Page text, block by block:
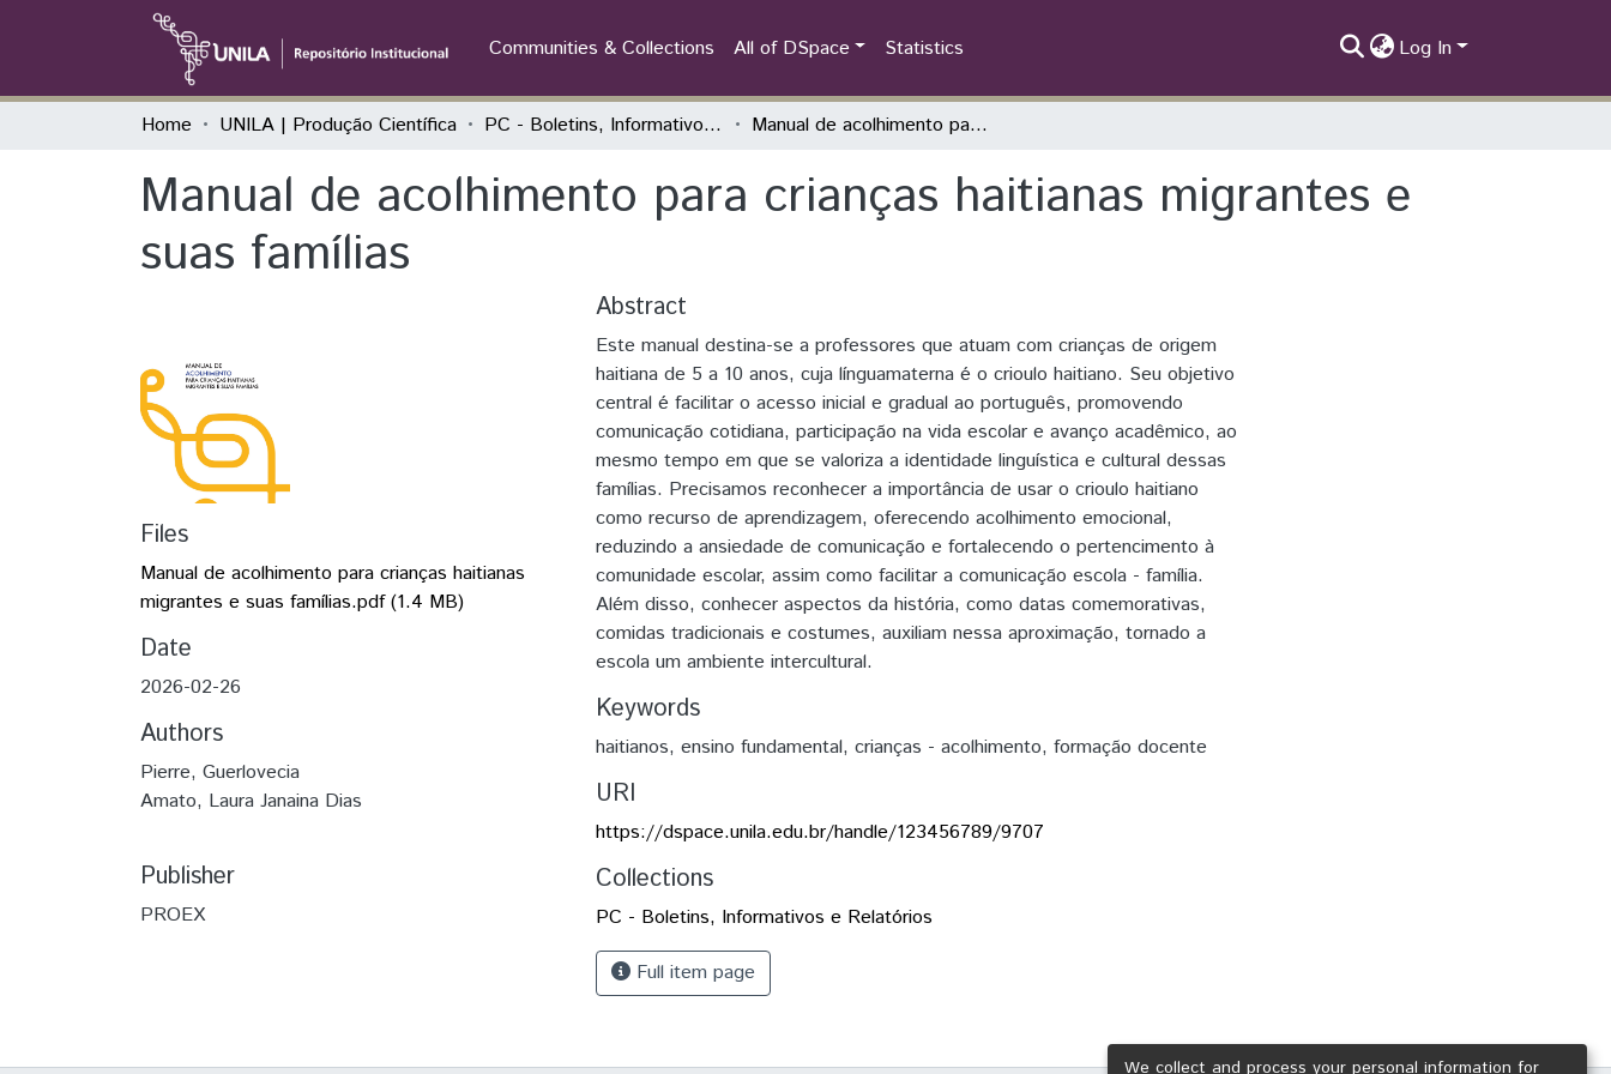
Communities & Collections All of DSpace Statistics Log In
Home UNILA | Produção Científica PC - Boletins, Informativos e Relatórios Manual de acolhimento para crianças haitianas migrantes e suas famílias
Manual de acolhimento para crianças haitianas migrantes e
suas famílias
Files
Manual de acolhimento para crianças haitianas
migrantes e suas famílias.pdf(1.4 MB)
Date
2026-02-26
Authors
Pierre, Guerlovecia
Amato, Laura Janaina Dias
Publisher
PROEX
Abstract
Este manual destina-se a professores que atuam com crianças de origem
haitiana de 5 a 10 anos, cuja línguamaterna é o crioulo haitiano. Seu objetivo
central é facilitar o acesso inicial e gradual ao português, promovendo
comunicação cotidiana, participação na vida escolar e avanço acadêmico, ao
mesmo tempo em que se valoriza a identidade linguística e cultural dessas
famílias. Precisamos reconhecer a importância de usar o crioulo haitiano
como recurso de aprendizagem, oferecendo acolhimento emocional,
reduzindo a ansiedade de comunicação e fortalecendo o pertencimento à
comunidade escolar, assim como facilitar a comunicação escola - família.
Além disso, conhecer aspectos da história, como datas comemorativas,
comidas tradicionais e costumes, auxiliam nessa aproximação, tornado a
escola um ambiente intercultural.
Keywords
haitianos, ensino fundamental, crianças - acolhimento, formação docente
URI
https://dspace.unila.edu.br/handle/123456789/9707
Collections
PC - Boletins, Informativos e Relatórios
Full item page
We collect and process your personal information for